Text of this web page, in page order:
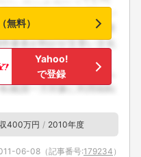
無料）
Yahoo!
で登録
400万円 2010年度
06-08 （記事番号:179234 ）